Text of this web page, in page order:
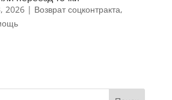
2026| Возврат соцконтракта,